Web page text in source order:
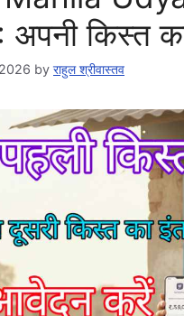
किस्त
by राहुल श्रीवास्तव